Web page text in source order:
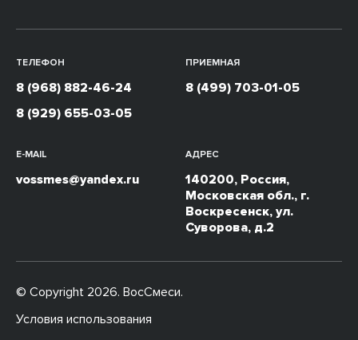
ТЕЛЕФОН
8 (968) 882-46-24
8 (929) 655-03-05
ПРИЕМНАЯ
8 (499) 703-01-05
E-MAIL
vossmes@yandex.ru
АДРЕС
140200, Россия,
Московская обл., г.
Воскресенск, ул.
Суворова, д.2
© Copyright 2026. ВосСмеси.
Условия использования